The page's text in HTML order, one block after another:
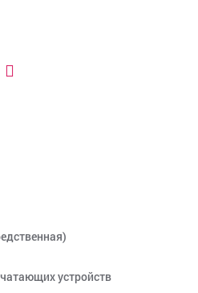
устройств